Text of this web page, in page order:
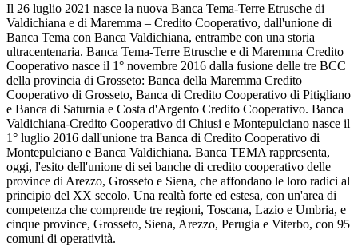
Il 26 luglio 2021 nasce la nuova Banca Tema-Terre Etrusche di
Valdichiana e di Maremma – Credito Cooperativo, dall'unione di
Banca Tema con Banca Valdichiana, entrambe con una storia
ultracentenaria. Banca Tema-Terre Etrusche e di Maremma Credito
Cooperativo nasce il 1° novembre 2016 dalla fusione delle tre BCC
della provincia di Grosseto: Banca della Maremma Credito
Cooperativo di Grosseto, Banca di Credito Cooperativo di Pitigliano
e Banca di Saturnia e Costa d'Argento Credito Cooperativo. Banca
Valdichiana-Credito Cooperativo di Chiusi e Montepulciano nasce il
1° luglio 2016 dall'unione tra Banca di Credito Cooperativo di
Montepulciano e Banca Valdichiana. Banca TEMA rappresenta,
oggi, l'esito dell'unione di sei banche di credito cooperativo delle
province di Arezzo, Grosseto e Siena, che affondano le loro radici al
principio del XX secolo. Una realtà forte ed estesa, con un'area di
competenza che comprende tre regioni, Toscana, Lazio e Umbria, e
cinque province, Grosseto, Siena, Arezzo, Perugia e Viterbo, con 95
comuni di operatività.